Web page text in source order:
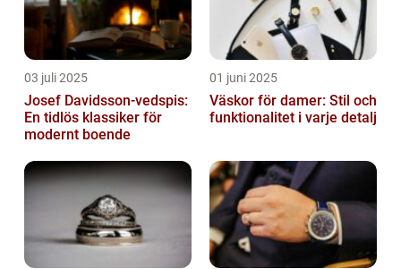
03 juli 2025
Josef Davidsson-vedspis:
En tidlös klassiker för
modernt boende
01 juni 2025
Väskor för damer: Stil och
funktionalitet i varje detalj